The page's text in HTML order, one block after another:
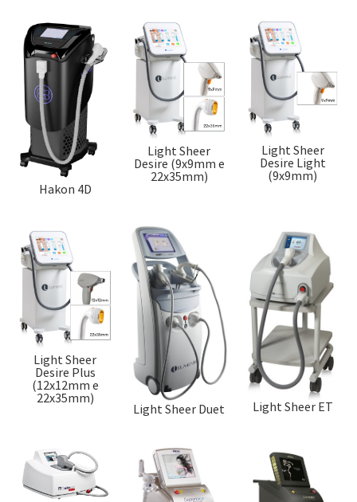
Hakon 4D
Light Sheer
Desire (9x9mm e
22x35mm)
Light Sheer
Desire Light
(9x9mm)
Light Sheer
Desire Plus
(12x12mm e
22x35mm)
Light Sheer Duet Light Sheer ET